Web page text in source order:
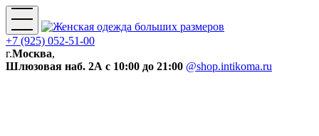
+7 (925) 052-51-00
г.Москва,
Шлюзовая наб. 2А с 10:00 до 21:00 @shop.intikoma.ru